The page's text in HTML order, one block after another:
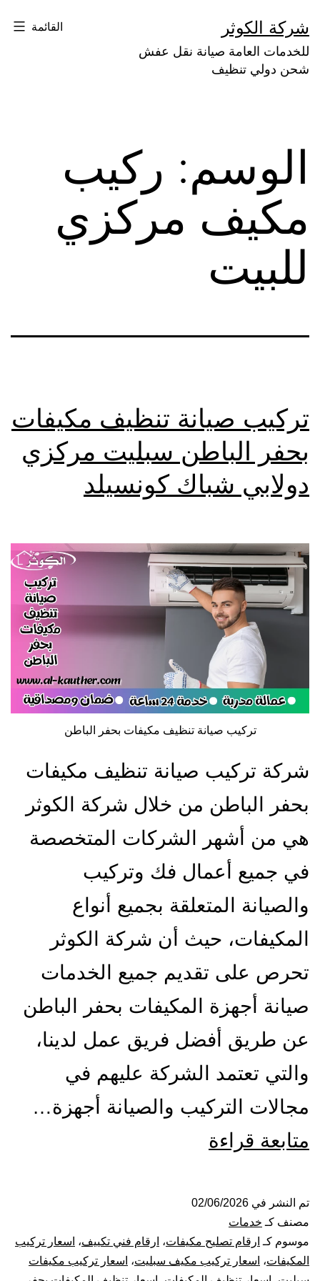
إلى
المحتوى
شركة الكوثر
للخدمات العامة صيانة نقل عفش
شحن دولي تنظيف
القائمة
الوسم: ركيب
مكيف مركزي
للبيت
تركيب صيانة تنظيف مكيفات
بحفر الباطن سبليت مركزي
دولابي شباك كونسيلد
تركيب صيانة تنظيف مكيفات بحفر الباطن
شركة تركيب صيانة تنظيف مكيفات
بحفر الباطن من خلال شركة الكوثر
هي من أشهر الشركات المتخصصة
في جميع أعمال فك وتركيب
والصيانة المتعلقة بجميع أنواع
المكيفات، حيث أن شركة الكوثر
تحرص على تقديم جميع الخدمات
صيانة أجهزة المكيفات بحفر الباطن
عن طريق أفضل فريق عمل لدينا،
والتي تعتمد الشركة عليهم في
مجالات التركيب والصيانة أجهزة…
متابعة قراءة
تنظيف
مكيفات
بحفر
تم النشر في 02/06/2026
مصنف كـ خدمات
موسوم كـ ارقام تصليح مكيفات، ارقام فني تكييف، اسعار تركيب
المكيفات، اسعار تركيب مكيف سبليت، اسعار تركيب مكيفات